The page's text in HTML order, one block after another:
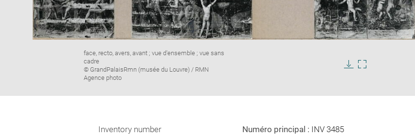
Image
caption:
face, recto, avers, avant ; vue d'ensemble ; vue sans
cadre
© GrandPalaisRmn (musée du Louvre) / RMN
Agence photo
Inventory number Numéro principal : INV 3485